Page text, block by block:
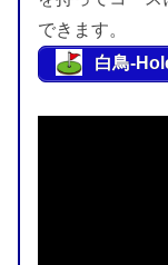
できます。
白鳥-